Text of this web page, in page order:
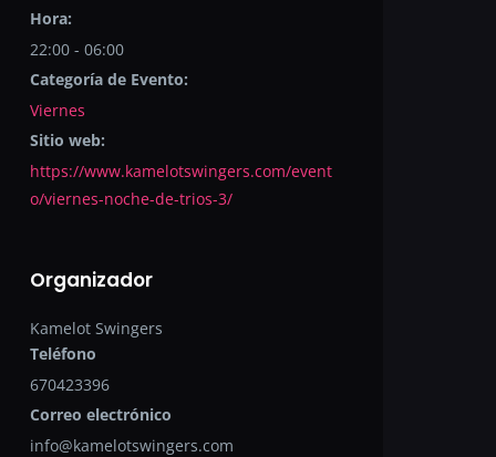
Hora:
22:00 - 06:00
Categoría de Evento:
Viernes
Sitio web:
https://www.kamelotswingers.com/event
o/viernes-noche-de-trios-3/
Organizador
Kamelot Swingers
Teléfono
670423396
Correo electrónico
info@kamelotswingers.com